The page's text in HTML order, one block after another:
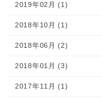
2019年02月 (1)
2018年10月 (1)
2018年06月 (2)
2018年01月 (3)
2017年11月 (1)